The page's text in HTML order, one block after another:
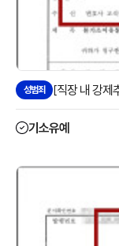
성범죄 [직장 내 강제
기소유예